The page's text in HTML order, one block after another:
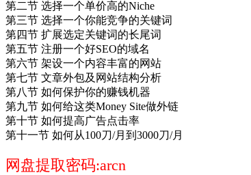
第二节 选择一个单价高的Niche
第三节 选择一个你能竞争的关键词
第四节 扩展选定关键词的长尾词
第五节 注册一个好SEO的域名
第六节 架设一个内容丰富的网站
第七节 文章外包及网站结构分析
第八节 如何保护你的赚钱机器
第九节 如何给这类Money Site做外链
第十节 如何提高广告点击率
第十一节 如何从100刀/月到3000刀/月
网盘提取密码:arcn